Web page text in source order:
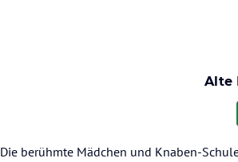
Alte
Die berühmte Mädchen und Knaben-